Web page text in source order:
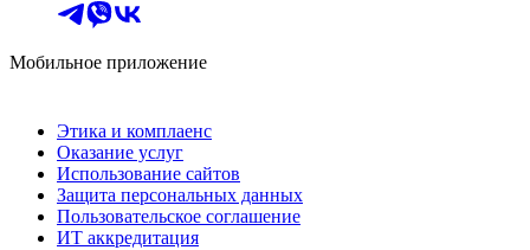
Мобильное приложение
Этика и комплаенс
Оказание услуг
Использование сайтов
Защита персональных данных
Пользовательское соглашение
ИТ аккредитация